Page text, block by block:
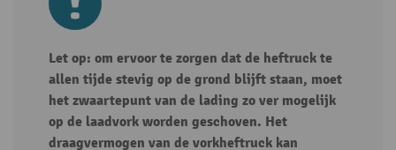
Let op: om ervoor te zorgen dat de heftruck te
allen tijde stevig op de grond blijft staan, moet
het zwaartepunt van de lading zo ver mogelijk
op de laadvork worden geschoven. Het
draagvermogen van de vorkheftruck kan